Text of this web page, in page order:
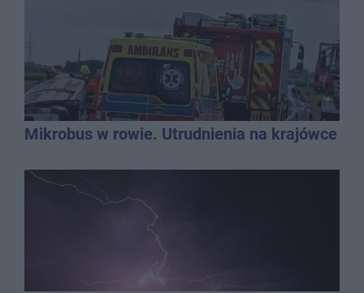
Mikrobus w rowie. Utrudnienia na krajówce